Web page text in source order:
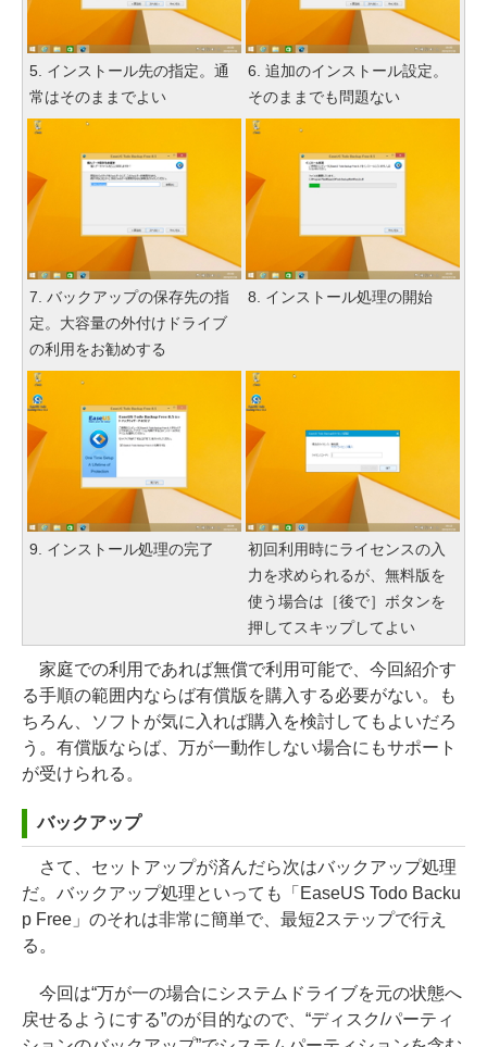
5. インストール先の指定。通
常はそのままでよい
6. 追加のインストール設定。
そのままでも問題ない
7. バックアップの保存先の指
定。大容量の外付けドライブ
の利用をお勧めする
8. インストール処理の開始
9. インストール処理の完了
初回利用時にライセンスの入
力を求められるが、無料版を
使う場合は［後で］ボタンを
押してスキップしてよい
家庭での利用であれば無償で利用可能で、今回紹介す
る手順の範囲内ならば有償版を購入する必要がない。も
ちろん、ソフトが気に入れば購入を検討してもよいだろ
う。有償版ならば、万が一動作しない場合にもサポート
が受けられる。
バックアップ
さて、セットアップが済んだら次はバックアップ処理
だ。バックアップ処理といっても「EaseUS Todo Backu
p Free」のそれは非常に簡単で、最短2ステップで行え
る。
今回は“万が一の場合にシステムドライブを元の状態へ
戻せるようにする”のが目的なので、“ディスク/パーティ